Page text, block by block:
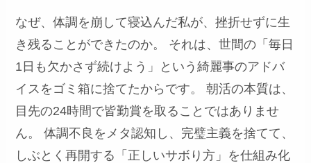
なぜ、体調を崩して寝込んだ私が、挫折せずに生
き残ることができたのか。 それは、世間の「毎日
1日も欠かさず続けよう」という綺麗事のアドバ
イスをゴミ箱に捨てたからです。 朝活の本質は、
目先の24時間で皆勤賞を取ることではありませ
ん。 体調不良をメタ認知し、完璧主義を捨てて、
しぶとく再開する「正しいサボり方」を仕組み化